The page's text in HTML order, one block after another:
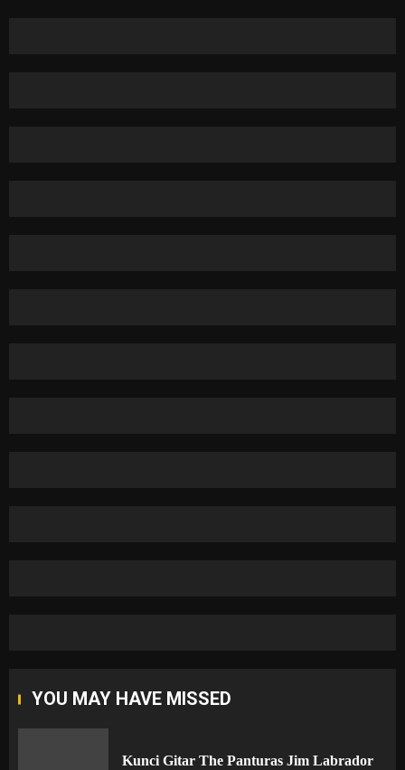
YOU MAY HAVE MISSED
Kunci Gitar The Panturas Jim Labrador